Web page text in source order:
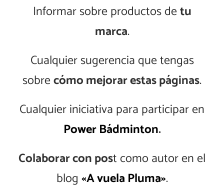
Informar sobre productos detu
marca.
Cualquier sugerencia que tengas
sobrecómo mejorar estas páginas.
Cualquier iniciativa para participar en
Power Bádminton.
Colaborar con post como autor en el
blog «A vuela Pluma».